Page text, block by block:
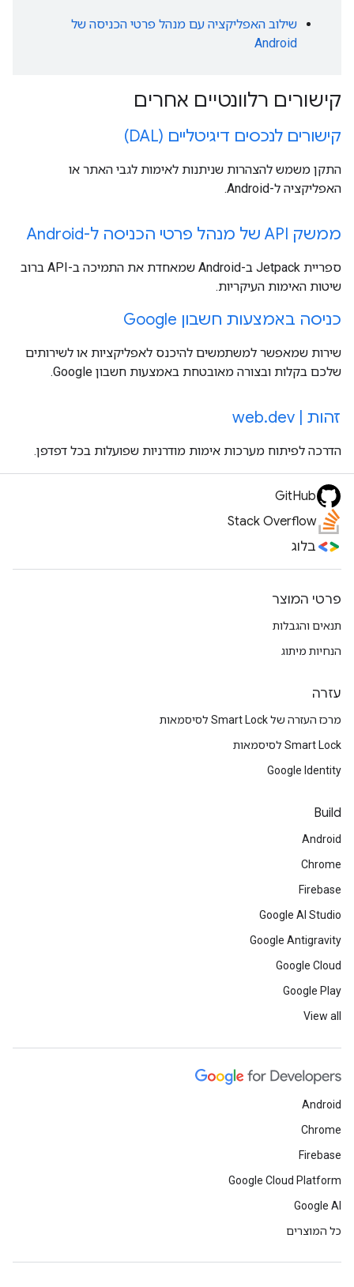
שילוב האפליקציה עם מנהל פרטי הכניסה של
Android
קישורים רלוונטיים אחרים
קישורים לנכסים דיגיטליים (DAL)
התקן משמש להצהרות שניתנות לאימות לגבי האתר או
האפליקציה ל-Android.
ממשק API של מנהל פרטי הכניסה ל-Android
ספריית Jetpack ב-Android שמאחדת את התמיכה ב-API ברוב
שיטות האימות העיקריות.
כניסה באמצעות חשבון Google
שירות שמאפשר למשתמשים להיכנס לאפליקציות או לשירותים
שלכם בקלות ובצורה מאובטחת באמצעות חשבון Google.
זהות | web.dev
הדרכה לפיתוח מערכות אימות מודרניות שפועלות בכל דפדפן.
GitHub
Stack Overflow
בלוג
פרטי המוצר
תנאים והגבלות
הנחיות מיתוג
עזרה
מרכז העזרה של Smart Lock לסיסמאות
Smart Lock לסיסמאות
Google Identity
Build
Android
Chrome
Firebase
Google AI Studio
Google Antigravity
Google Cloud
Google Play
View all
Android
Chrome
Firebase
Google Cloud Platform
Google AI
כל המוצרים